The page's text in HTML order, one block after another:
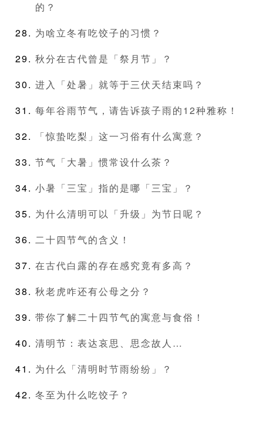
的？
为啥立冬有吃饺子的习惯？
秋分在古代曾是「祭月节」？
进入「处暑」就等于三伏天结束吗？
每年谷雨节气，请告诉孩子雨的12种雅称！
「惊蛰吃梨」这一习俗有什么寓意？
节气「大暑」惯常设什么茶？
小暑「三宝」指的是哪「三宝」？
为什么清明可以「升级」为节日呢？
二十四节气的含义！
在古代白露的存在感究竟有多高？
秋老虎咋还有公母之分？
带你了解二十四节气的寓意与食俗！
清明节：表达哀思、思念故人…
为什么「清明时节雨纷纷」？
冬至为什么吃饺子？